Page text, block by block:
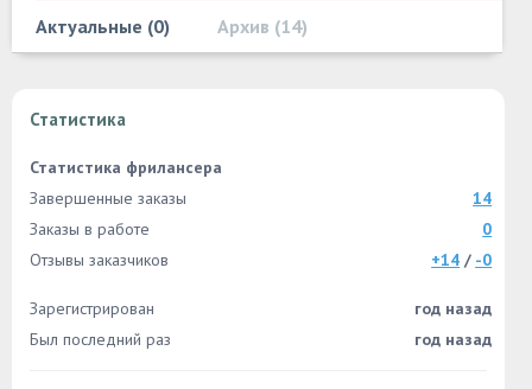
Актуальные 0 Архив 14
Статистика
Статистика фрилансера
Завершенные заказы
14
Заказы в работе
0
Отзывы заказчиков
+14 / -0
Зарегистрирован
год назад
Был последний раз
год назад